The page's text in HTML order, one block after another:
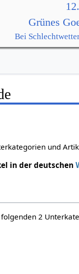
Grünes
Bei
und
in der deutschen
2